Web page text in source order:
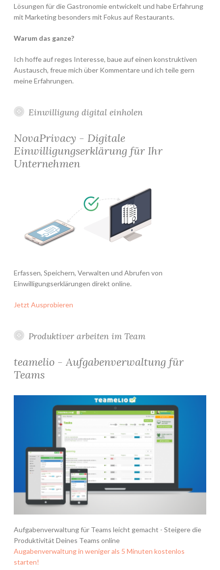
Lösungen für die Gastronomie entwickelt und habe Erfahrung
mit Marketing besonders mit Fokus auf Restaurants.
Warum das ganze?
Ich hoffe auf reges Interesse, baue auf einen konstruktiven
Austausch, freue mich über Kommentare und ich teile gern
meine Erfahrungen.
Einwilligung digital einholen
NovaPrivacy - Digitale
Einwilligungserklärung für Ihr
Unternehmen
Erfassen, Speichern, Verwalten und Abrufen von
Einwilligungserklärungen direkt online.
Jetzt Ausprobieren
Produktiver arbeiten im Team
teamelio - Aufgabenverwaltung für
Teams
Aufgabenverwaltung für Teams leicht gemacht - Steigere die
Produktivität Deines Teams online
Augabenverwaltung in weniger als 5 Minuten kostenlos
starten!